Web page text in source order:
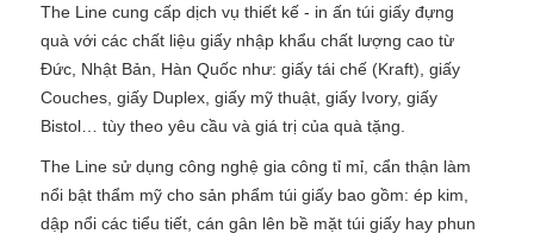
The Line cung cấp dịch vụ thiết kế - in ấn túi giấy đựng
quà với các chất liệu giấy nhập khẩu chất lượng cao từ
Đức, Nhật Bản, Hàn Quốc như: giấy tái chế (Kraft), giấy
Couches, giấy Duplex, giấy mỹ thuật, giấy Ivory, giấy
Bistol… tùy theo yêu cầu và giá trị của quà tặng.
The Line sử dụng công nghệ gia công tỉ mỉ, cẩn thận làm
nổi bật thẩm mỹ cho sản phẩm túi giấy bao gồm: ép kim,
dập nổi các tiểu tiết, cán gân lên bề mặt túi giấy hay phun